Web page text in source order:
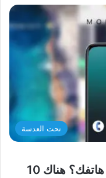
تحت العدسة
هل تنوي تثبيت روم معدل على هاتفك؟ هناك 10